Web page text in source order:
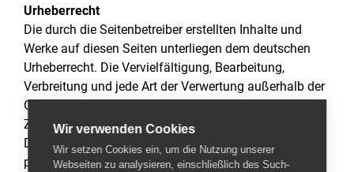
Urheberrecht
Die durch die Seitenbetreiber erstellten Inhalte und
Werke auf diesen Seiten unterliegen dem deutschen
Urheberrecht. Die Vervielfältigung, Bearbeitung,
Verbreitung und jede Art der Verwertung außerhalb der
Grenzen des Urheberrechtes bedürfen der schriftlichen
Zustimmung des jeweiligen Autors bzw. Erstellers.
Downloads und Kopien dieser Seite sind nur für den
privaten, nicht kommerziellen Gebrauch gestattet.
Wir verwenden Cookies
Wir setzen Cookies ein, um die Nutzung unserer
Webseiten zu analysieren, einschließlich des Such-